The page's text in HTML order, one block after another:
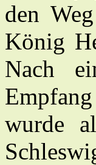
den
König
Nach
wurde